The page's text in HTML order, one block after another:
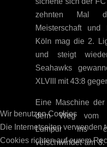
zehnten Mal
Meisterschaft
Köln mag die 2.
und steigt
Seahawks
XLVIII mit 43:8
Eine Maschine
dem Weg vom
Lumpur ins
verschwindet am
Wir benutzen Cookies
Die Internetseiten verwenden
Cookies richten auf eurem